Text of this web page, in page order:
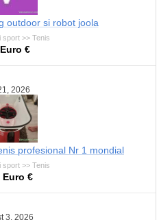
outdoor si robot joola
sport >> Tenis
€
2026
profesional Nr 1 mondial
sport >> Tenis
Euro €
3, 2026